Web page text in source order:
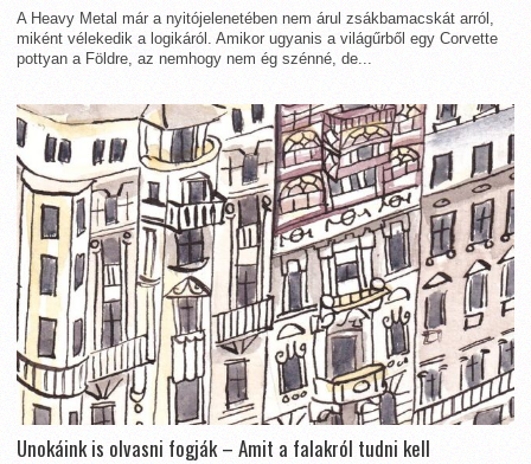
A Heavy Metal már a nyitójelenetében nem árul zsákbamacskát arról,
miként vélekedik a logikáról. Amikor ugyanis a világűrből egy Corvette
pottyan a Földre, az nemhogy nem ég szénné, de...
Unokáink is olvasni fogják – Amit a falakról tudni kell